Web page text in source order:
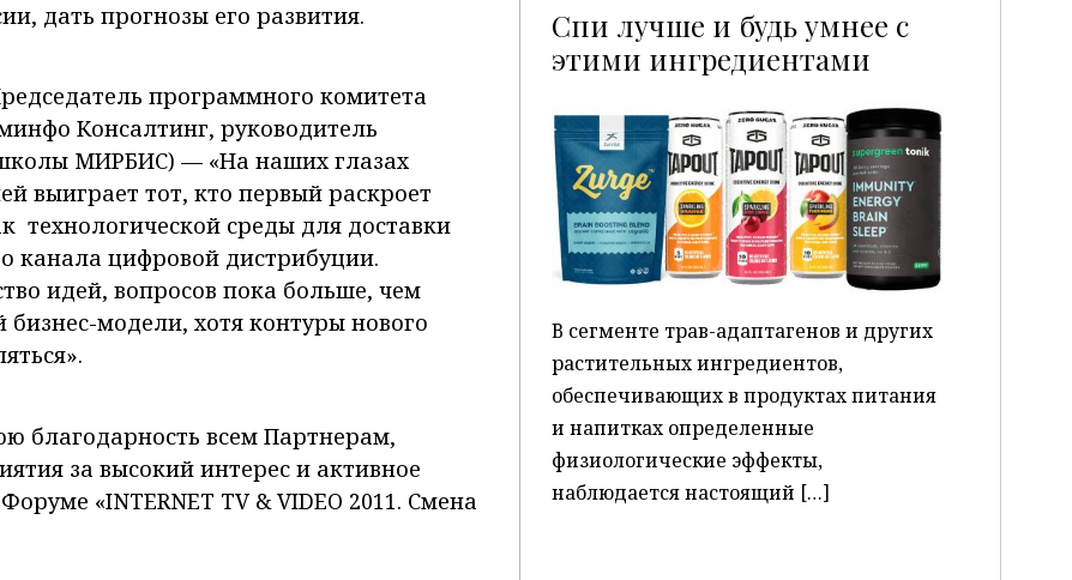
дать прогнозы его развития.
программного комитета
Консалтинг, руководитель
МИРБИС) — «На наших глазах
выиграет тот, кто первый раскроет
технологической среды для доставки
канала цифровой дистрибуции.
идей, вопросов пока больше, чем
бизнес-модели, хотя контуры нового
благодарность всем Партнерам,
за высокий интерес и активное
«INTERNET TV & VIDEO 2011. Смена
Спи лучше и будь умнее с
этими ингредиентами
P
В сегменте трав-адаптагенов и других
растительных ингредиентов,
обеспечивающих в продуктах питания
и напитках определенные
физиологические эффекты,
наблюдается настоящий […]